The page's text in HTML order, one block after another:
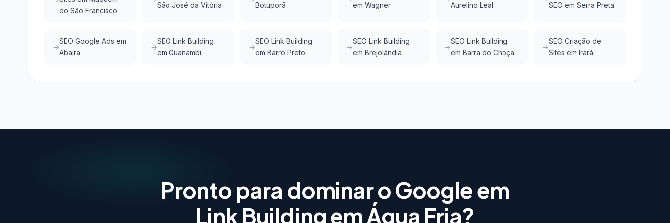
do São Francisco
São José da Vitória
Botuporã
em Wagner
Aurelino Leal
SEO em Serra Preta
SEO Google Ads em
Abaíra
SEO Link Building
em Guanambi
SEO Link Building
em Barro Preto
SEO Link Building
em Brejolândia
SEO Link Building
em Barra do Choça
SEO Criação de
Sites em Irará
Pronto para dominar o Google em
Link Building em Água Fria?